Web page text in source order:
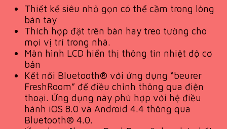
Thiết kế siêu nhỏ gọn có thể cầm trong lòng
bàn tay
Thích hợp đặt trên bàn hay treo tường cho
mọi vị trí trong nhà.
Màn hình LCD hiển thị thông tin nhiệt độ cơ
bản
Kết nối Bluetooth® với ứng dụng “beurer
FreshRoom” để điều chỉnh thông qua điện
thoại. Ứng dụng này phù hợp với hệ điều
hành iOS 8.0 và Android 4.4 thông qua
Bluetooth® 4.0.